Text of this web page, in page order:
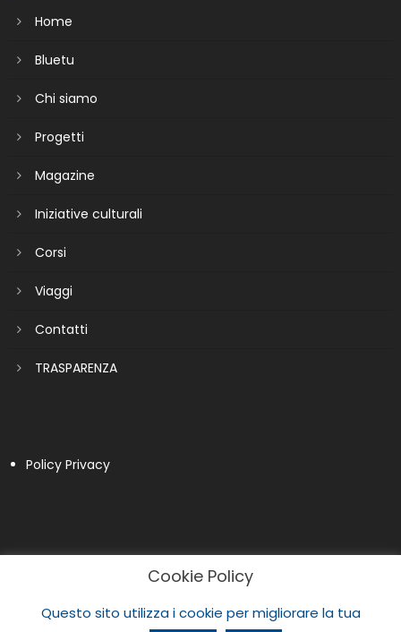
Home
Bluetu
Chi siamo
Progetti
Magazine
Iniziative culturali
Corsi
Viaggi
Contatti
TRASPARENZA
Policy Privacy
Cookie Policy
Questo sito utilizza i cookie per migliorare la tua